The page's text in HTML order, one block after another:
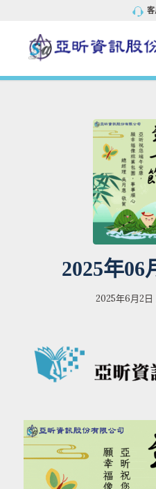
2025年06
2025年6月2日